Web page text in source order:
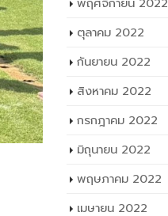
ตุลาคม 2022
กันยายน 2022
สิงหาคม 2022
กรกฎาคม 2022
มิถุนายน 2022
พฤษภาคม 2022
เมษายน 2022